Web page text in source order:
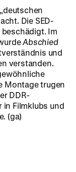
Die SED-
Im
Abschied
und
verstanden.
Montage trugen
DDR-
in Filmklubs und
(ga)